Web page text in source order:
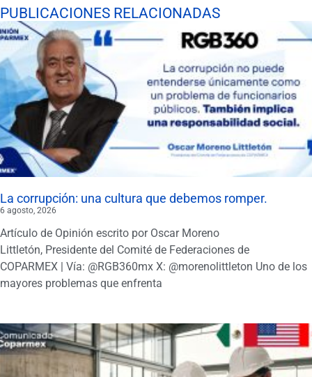
PUBLICACIONES RELACIONADAS
La corrupción: una cultura que debemos romper.
6 agosto, 2026
Artículo de Opinión escrito por Oscar Moreno
Littletón, Presidente del Comité de Federaciones de
COPARMEX | Vía: @RGB360mx X: @morenolittleton Uno de los
mayores problemas que enfrenta